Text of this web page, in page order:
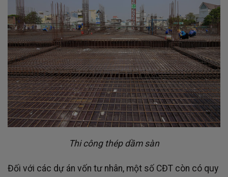
Thi công thép dầm sàn
Đối với các dự án vốn tư nhân, một số CĐT còn có quy